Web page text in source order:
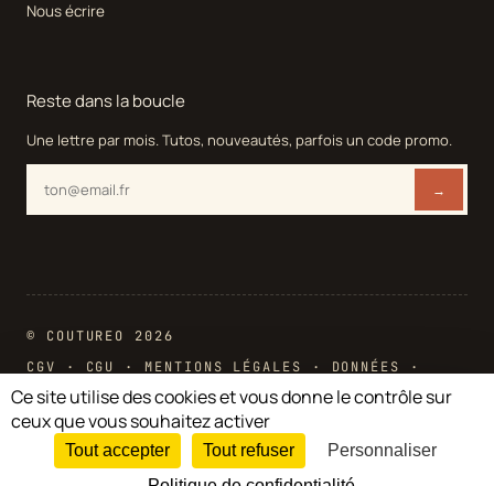
Nous écrire
Reste dans la boucle
Une lettre par mois. Tutos, nouveautés, parfois un code promo.
→
© COUTUREO 2026
CGV
· CGU · MENTIONS LÉGALES · DONNÉES
·
COOKIES
Chargement...
Ce site utilise des cookies et vous donne le contrôle sur
ceux que vous souhaitez activer
Tout accepter Tout refuser
Personnaliser